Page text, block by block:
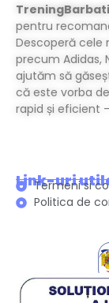
pentru
Descoperă cele
precum Adidas,
ajutăm să
că este vorba
rapid și eficient
Link-uri
Termeni si
Politica de